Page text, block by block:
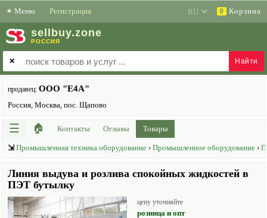
✶ Меню Регистрация 0 Корзина
sell buy.zone
РОССИЯ
✕
продавец: ООО "Е4А"
Россия, Москва, пос. Щапово
☰ 🏠 Контакты Отзывы Товары
⇲ Промышленная техника оборудование › Промышленное оборудование ›
Линия выдува и розлива спокойных жидкостей в
ПЭТ бутылку
цену уточняйте
розница и опт